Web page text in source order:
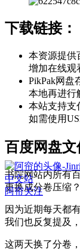
下载链接：
本资源提供
增加在线观
PikPak网盘
本地再进行
本站支持支
如需使用
百度网盘
书院网站内所有
更换成分卷压缩？
因为近期每天都
我们也反复提及
这两天换了分卷
阿帘关注